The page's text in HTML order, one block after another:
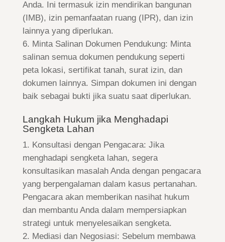
Anda. Ini termasuk izin mendirikan bangunan
(IMB), izin pemanfaatan ruang (IPR), dan izin
lainnya yang diperlukan.
Minta Salinan Dokumen Pendukung: Minta
salinan semua dokumen pendukung seperti
peta lokasi, sertifikat tanah, surat izin, dan
dokumen lainnya. Simpan dokumen ini dengan
baik sebagai bukti jika suatu saat diperlukan.
Langkah Hukum jika Menghadapi
Sengketa Lahan
Konsultasi dengan Pengacara: Jika
menghadapi sengketa lahan, segera
konsultasikan masalah Anda dengan pengacara
yang berpengalaman dalam kasus pertanahan.
Pengacara akan memberikan nasihat hukum
dan membantu Anda dalam mempersiapkan
strategi untuk menyelesaikan sengketa.
Mediasi dan Negosiasi: Sebelum membawa